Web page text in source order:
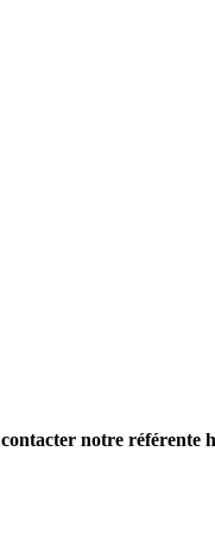
contacter notre référente